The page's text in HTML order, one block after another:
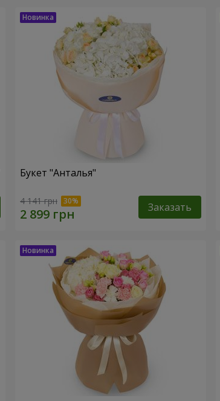
Букет "Анталья"
4 141 грн Заказать